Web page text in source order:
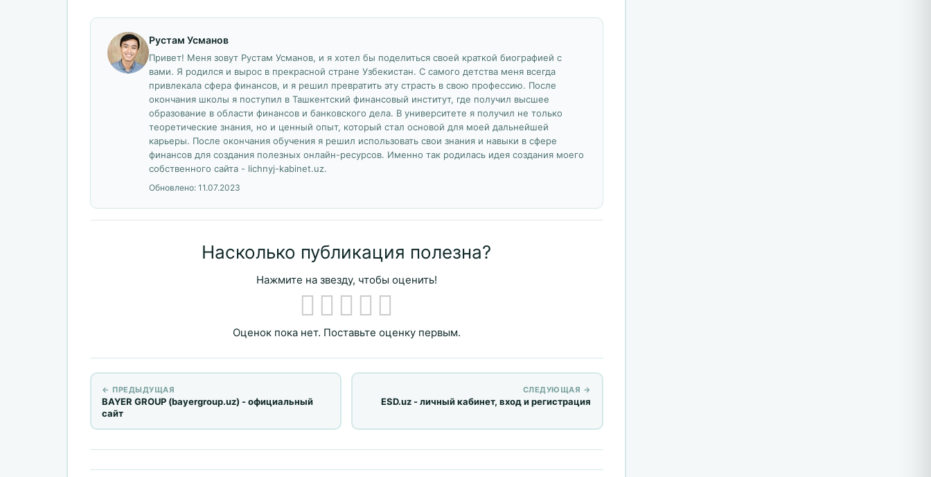
Рустам Усманов
Привет! Меня зовут Рустам Усманов, и я хотел бы поделиться своей краткой биографией с
вами. Я родился и вырос в прекрасной стране Узбекистан. С самого детства меня всегда
привлекала сфера финансов, и я решил превратить эту страсть в свою профессию. После
окончания школы я поступил в Ташкентский финансовый институт, где получил высшее
образование в области финансов и банковского дела. В университете я получил не только
теоретические знания, но и ценный опыт, который стал основой для моей дальнейшей
карьеры. После окончания обучения я решил использовать свои знания и навыки в сфере
финансов для создания полезных онлайн-ресурсов. Именно так родилась идея создания моего
собственного сайта - lichnyj-kabinet.uz.
Обновлено: 11.07.2023
Насколько публикация полезна?
Нажмите на звезду, чтобы оценить!
Оценок пока нет. Поставьте оценку первым.
← ПРЕДЫДУЩАЯ
BAYER GROUP (bayergroup.uz) - официальный
сайт
СЛЕДУЮЩАЯ →
ESD.uz - личный кабинет, вход и регистрация